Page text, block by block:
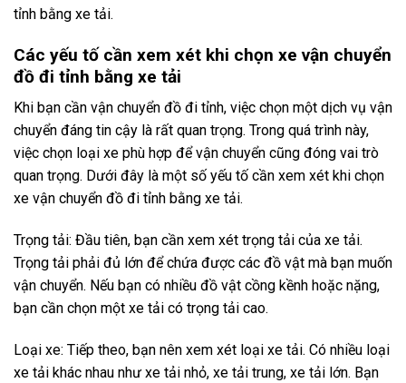
tỉnh bằng xe tải.
Các yếu tố cần xem xét khi chọn xe vận chuyển
đồ đi tỉnh bằng xe tải
Khi bạn cần vận chuyển đồ đi tỉnh, việc chọn một dịch vụ vận
chuyển đáng tin cậy là rất quan trọng. Trong quá trình này,
việc chọn loại xe phù hợp để vận chuyển cũng đóng vai trò
quan trọng. Dưới đây là một số yếu tố cần xem xét khi chọn
xe vận chuyển đồ đi tỉnh bằng xe tải.
Trọng tải: Đầu tiên, bạn cần xem xét trọng tải của xe tải.
Trọng tải phải đủ lớn để chứa được các đồ vật mà bạn muốn
vận chuyển. Nếu bạn có nhiều đồ vật cồng kềnh hoặc nặng,
bạn cần chọn một xe tải có trọng tải cao.
Loại xe: Tiếp theo, bạn nên xem xét loại xe tải. Có nhiều loại
xe tải khác nhau như xe tải nhỏ, xe tải trung, xe tải lớn. Bạn